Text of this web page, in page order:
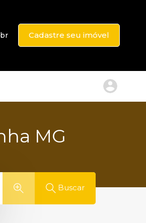
Cadastre seu imóvel
MG
Buscar